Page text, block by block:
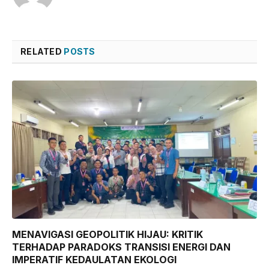
RELATED POSTS
MENAVIGASI GEOPOLITIK HIJAU: KRITIK
TERHADAP PARADOKS TRANSISI ENERGI DAN
IMPERATIF KEDAULATAN EKOLOGI